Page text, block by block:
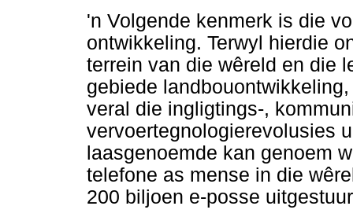
'n Volgende kenmerk is die
ontwikkeling. Terwyl hierdie
terrein van die wêreld en die
gebiede
veral die ingligtings-,
vervoertegnologierevolusies
laasgenoemde kan genoem
telefone as mense in die
200 biljoen e-posse